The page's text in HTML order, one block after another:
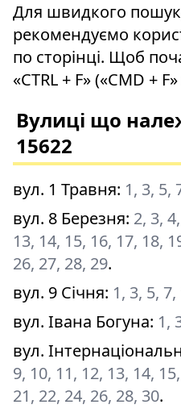
Для швидкого
рекомендуємо
по сторінці. Щоб
«CTRL + F» («CMD +
Вулиці що
15622
вул. 1 Травня: 1, 3, 5,
вул. 8 Березня: 2, 3,
13, 14, 15, 16, 17, 18,
26, 27, 28, 29.
вул. 9 Січня: 1, 3, 5, 7,
вул. Івана Богуна: 1,
вул.
9, 10, 11, 12, 13, 14,
21, 22, 24, 26, 28, 30.